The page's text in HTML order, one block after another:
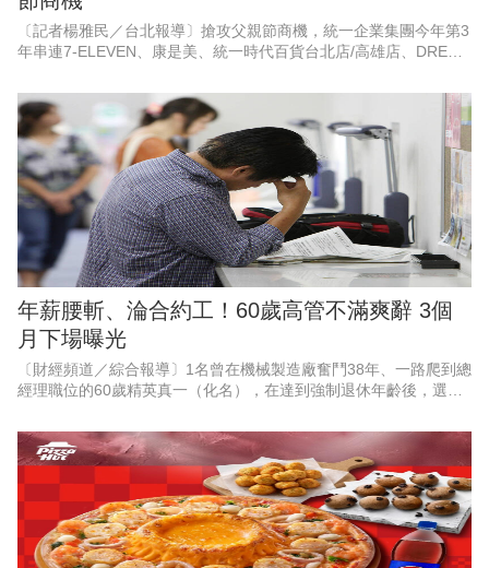
〔記者楊雅民／台北報導〕搶攻父親節商機，統一企業集團今年第3
年串連7-ELEVEN、康是美、統一時代百貨台北店/高雄店、DREAM
牌，空
年薪腰斬、淪合約工！60歲高管不滿爽辭 3個
月下場曝光
〔財經頻道／綜合報導〕1名曾在機械製造廠奮鬥38年、一路爬到總
經理職位的60歲精英真一（化名），在達到強制退休年齡後，選擇
由人生。